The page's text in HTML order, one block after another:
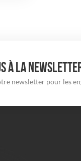
À LA
newsletter pour les